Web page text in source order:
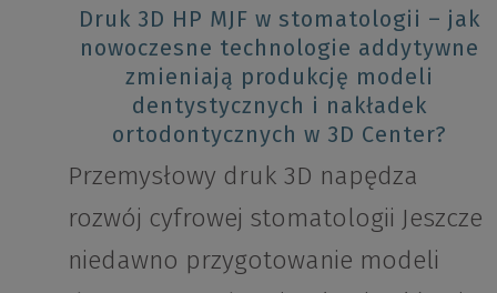
Druk 3D HP MJF w stomatologii – jak
nowoczesne technologie addytywne
zmieniają produkcję modeli
dentystycznych i nakładek
ortodontycznych w 3D Center?
Przemysłowy druk 3D napędza
rozwój cyfrowej stomatologii Jeszcze
niedawno przygotowanie modeli